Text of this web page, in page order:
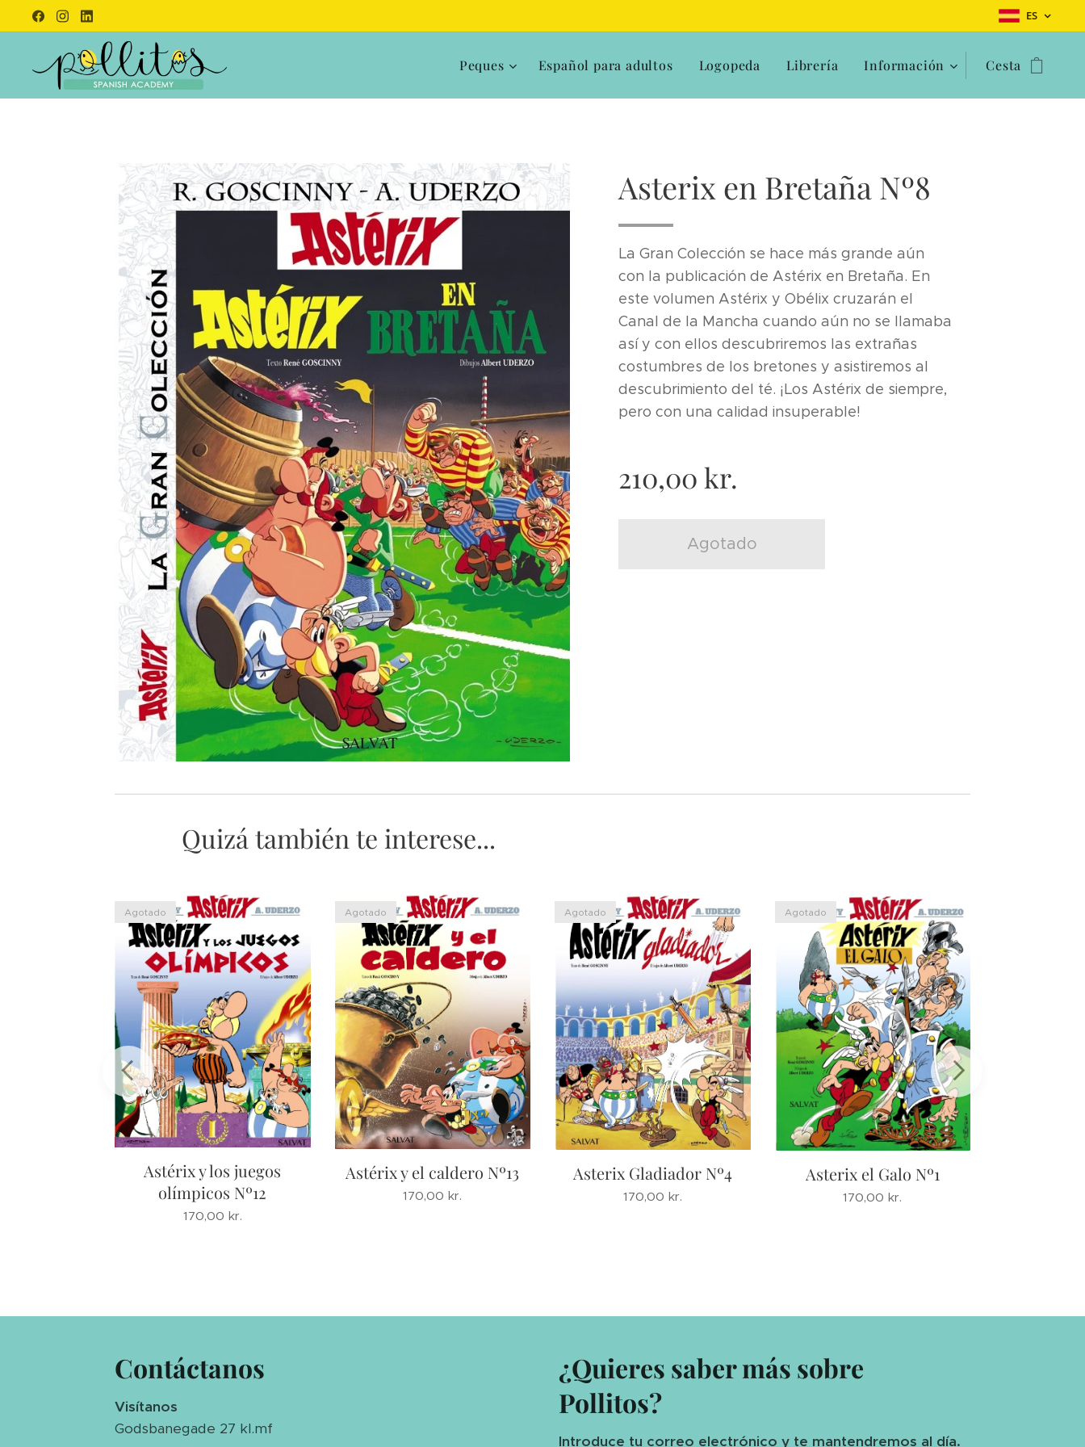
ES
Peques Español para adultos Logopeda Librería Información Cesta
Asterix en Bretaña Nº8
La Gran Colección se hace más grande aún
con la publicación de Astérix en Bretaña. En
este volumen Astérix y Obélix cruzarán el
Canal de la Mancha cuando aún no se llamaba
así y con ellos descubriremos las extrañas
costumbres de los bretones y asistiremos al
descubrimiento del té. ¡Los Astérix de siempre,
pero con una calidad insuperable!
210,00kr.
Agotado
Quizá también te interese...
Astérix y los juegos
olímpicos Nº12
Agotado
170,00 kr.
Astérix y el caldero Nº13
Agotado
170,00 kr.
Asterix Gladiador Nº4
Agotado
170,00 kr.
Asterix el Galo Nº1
Agotado
170,00 kr.
Contáctanos
Visítanos
Godsbanegade 27 kl.mf
¿Quieres saber más sobre
Pollitos?
Introduce tu correo electrónico y te mantendremos al día.